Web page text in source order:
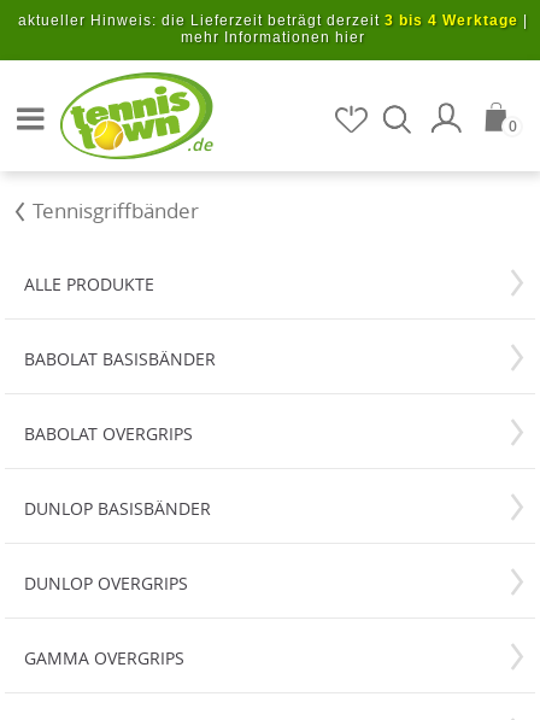
Zum Hauptinhalt springen
aktueller Hinweis: die Lieferzeit beträgt derzeit 3 bis 4 Werktage
mehr Informationen hier
.de
0
Tennisgriffbänder
ALLE PRODUKTE
BABOLAT BASISBÄNDER
BABOLAT OVERGRIPS
DUNLOP BASISBÄNDER
DUNLOP OVERGRIPS
GAMMA OVERGRIPS